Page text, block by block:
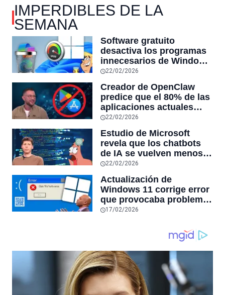
IMPERDIBLES DE LA
SEMANA
Software gratuito
desactiva los programas
innecesarios de Windows
11 y optimiza el PC,
RAM y mucho más
22/02/2026
Creador de OpenClaw
predice que el 80% de las
aplicaciones actuales
desaparecerán en el
las aplicaciones con
sensores únicos o
conexiones especiales a
hardware
22/02/2026
Estudio de Microsoft
revela que los chatbots
de IA se vuelven menos
confiables mientras más
tiempo hablas con ellos:
la falta de confiabilidad
sube un 112%
22/02/2026
Actualización de
Windows 11 corrige error
que provocaba problemas
al jugar en PC: los
producían desde 2023
17/02/2026